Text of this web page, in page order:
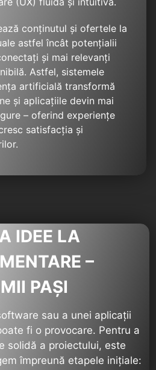
conținutul și ofertele la
astfel încât potențialii
și mai relevanți
Astfel, sistemele
artificială transformă
și aplicațiile devin mai
– oferind experiențe
satisfacția și
IDEE LA
–
PAȘI
sau a unei aplicații
fi o provocare. Pentru a
solidă a proiectului, este
împreună etapele inițiale: